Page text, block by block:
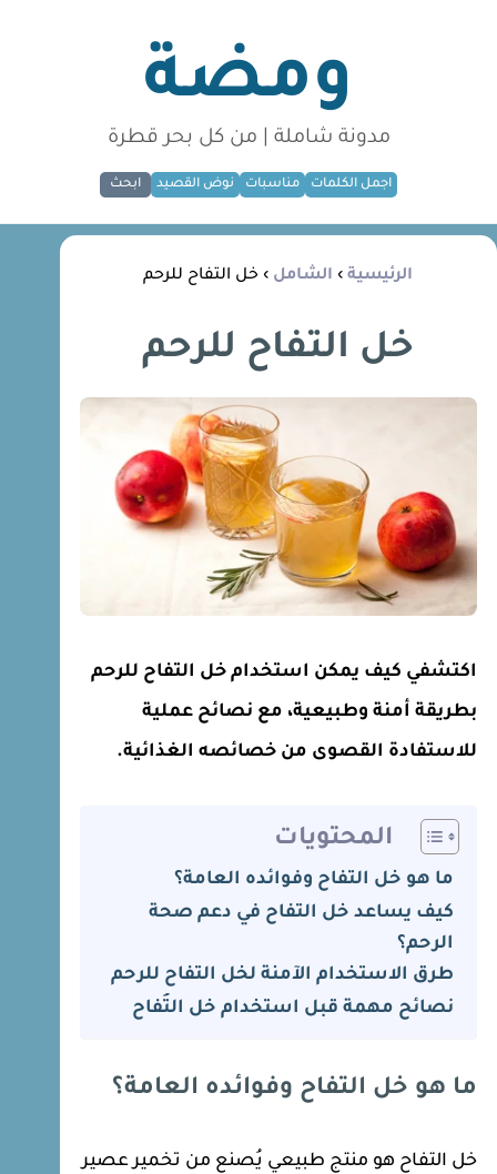
ومضة
مدونة شاملة | من كل بحر قطرة
اجمل الكلمات مناسبات نوض القصيد ابحث
الرئيسية› الشامل › خل التفاح للرحم
خل التفاح للرحم
اكتشفي كيف يمكن استخدام خل التفاح للرحم
بطريقة أمنة وطبيعية، مع نصائح عملية
للاستفادة القصوى من خصائصه الغذائية.
المحتويات
ما هو خل التفاح وفوائده العامة؟
كيف يساعد خل التفاح في دعم صحة
الرحم؟
طرق الاستخدام الآمنة لخل التفاح للرحم
نصائح مهمة قبل استخدام خل التُفاح
ما هو خل التفاح وفوائده العامة؟
خل التفاح هو منتج طبيعي يُصنع من تخمير عصير